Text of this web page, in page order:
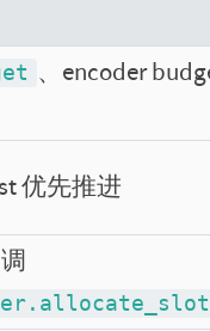
、encoder
优先推进